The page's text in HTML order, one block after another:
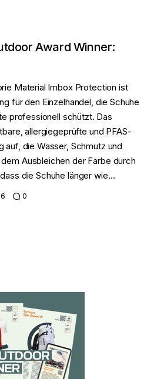
Award Winner:
Material Imbox Protection ist
für den Einzelhandel, die Schuhe
professionell schützt. Das
allergiegeprüfte und PFAS-
die Wasser, Schmutz und
Ausbleichen der Farbe durch
die Schuhe länger wie…
0